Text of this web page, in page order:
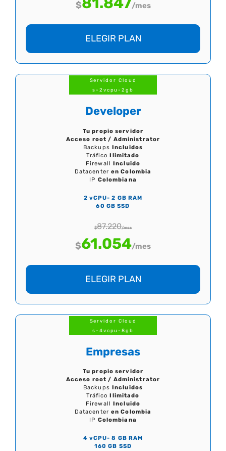
$ /mes
ELEGIR PLAN
Servidor Cloud
s-2vcpu-2gb
Developer
Tu propio servidor
Acceso root / Administrator
Backups Incluidos
TráficoIlimitado
FirewallIncluido
Datacenter en Colombia
IP Colombiana
2 vCPU- 2 GB RAM
60 GB SSD
$87.220/mes
$61.054/mes
ELEGIR PLAN
Servidor Cloud
s-4vcpu-8gb
Empresas
Tu propio servidor
Acceso root / Administrator
Backups Incluidos
Tráfico Ilimitado
Firewall Incluido
Datacenter en Colombia
IP Colombiana
4 vCPU- 8 GB RAM
160 GB SSD